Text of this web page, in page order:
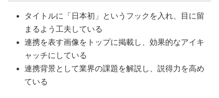
タイトルに「日本初」というフックを入れ、目に留
まるよう工夫している
連携を表す画像をトップに掲載し、効果的なアイキ
ャッチにしている
連携背景として業界の課題を解説し、説得力を高め
ている